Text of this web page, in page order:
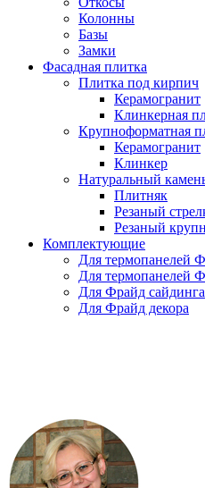
Колонны
Базы
Замки
Фасадная плитка
Плитка под кирпич
Керамогранит
Клинкерная
Крупноформатная
Керамогранит
Клинкер
Натуральный
Плитняк
Резаный
Резаный
Комплектующие
Для термопанелей
Для термопанелей
Для Фрайд сайдинга
Для Фрайд декора